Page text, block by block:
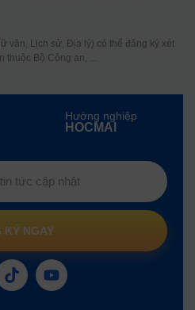
văn, Lịch sử, Địa lý) có thể đăng ký xét
thuộc Bộ Công an,
Hướng nghiệp
HOCMAI
KÝ NGAY